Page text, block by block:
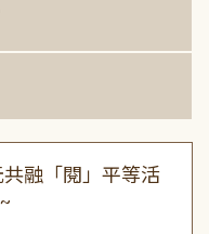
共融「閱」平等活